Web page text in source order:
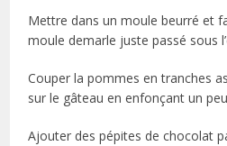
Mettre dans un moule beurré et
moule demarle juste passé sous
Couper la pommes en tranches
sur le gâteau en enfonçant un
Ajouter des pépites de chocolat